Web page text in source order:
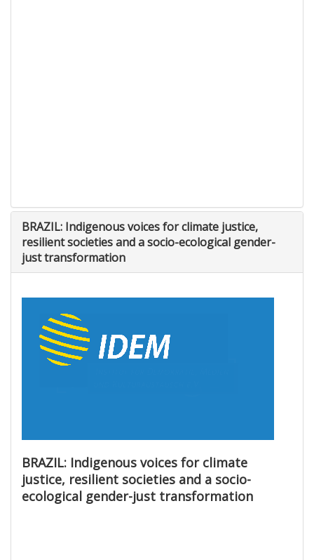
BRAZIL: Indigenous voices for climate justice,
resilient societies and a socio-ecological gender-
just transformation
BRAZIL: Indigenous voices for climate
justice, resilient societies and a socio-
ecological gender-just transformation